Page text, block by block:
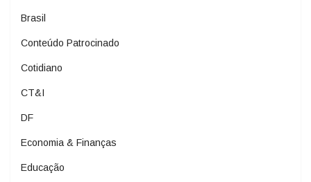
Brasil
Conteúdo Patrocinado
Cotidiano
CT&I
DF
Economia & Finanças
Educação